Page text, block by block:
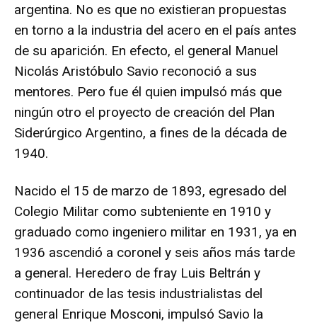
argentina. No es que no existieran propuestas
en torno a la industria del acero en el país antes
de su aparición. En efecto, el general Manuel
Nicolás Aristóbulo Savio reconoció a sus
mentores. Pero fue él quien impulsó más que
ningún otro el proyecto de creación del Plan
Siderúrgico Argentino, a fines de la década de
1940.
Nacido el 15 de marzo de 1893, egresado del
Colegio Militar como subteniente en 1910 y
graduado como ingeniero militar en 1931, ya en
1936 ascendió a coronel y seis años más tarde
a general. Heredero de fray Luis Beltrán y
continuador de las tesis industrialistas del
general Enrique Mosconi, impulsó Savio la